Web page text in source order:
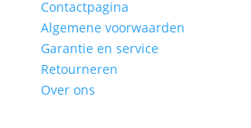
Contactpagina
Algemene voorwaarden
Garantie en service
Retourneren
Over ons